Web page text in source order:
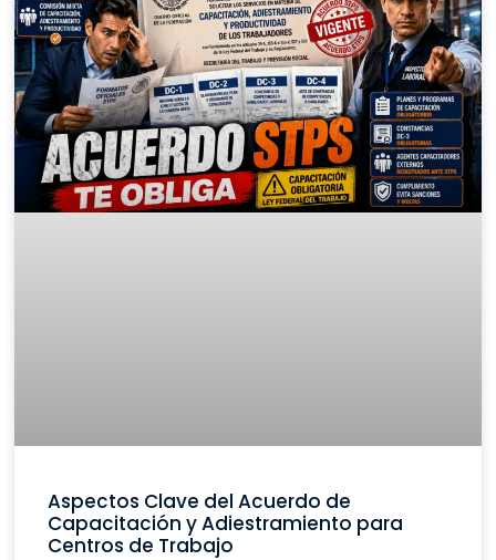
Aspectos Clave del Acuerdo de
Capacitación y Adiestramiento para
Centros de Trabajo